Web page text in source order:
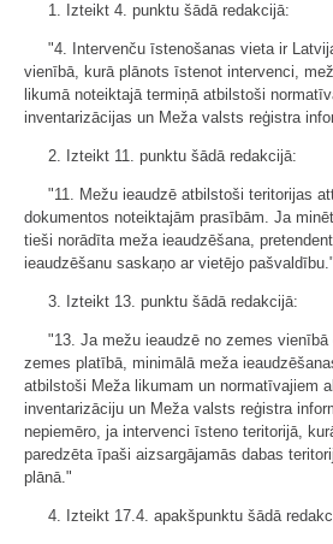
1. Izteikt 4. punktu šādā redakcijā:
"4. Intervenču īstenošanas vieta ir
vienībā, kurā plānots īstenot intervenci,
likumā noteiktajā termiņā atbilstoši
inventarizācijas un Meža valsts reģistra
2. Izteikt 11. punktu šādā redakcijā:
"11. Mežu ieaudzē atbilstoši teritorijas
dokumentos noteiktajām prasībām. Ja
tieši norādīta meža ieaudzēšana,
ieaudzēšanu saskaņo ar vietējo pašvaldību."
3. Izteikt 13. punktu šādā redakcijā:
"13. Ja mežu ieaudzē no zemes
zemes platībā, minimālā meža
atbilstoši Meža likumam un normatīvajiem
inventarizāciju un Meža valsts reģistra
nepiemēro, ja intervenci īsteno teritorijā,
paredzēta īpaši aizsargājamās dabas
plānā."
4. Izteikt 17.4. apakšpunktu šādā